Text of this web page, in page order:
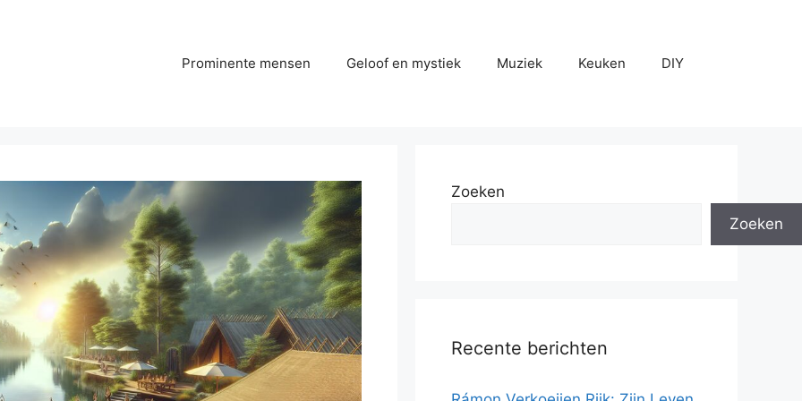
Prominente mensen Geloof en mystiek Muziek Keuken DIY
Zoeken
Zoeken
Recente berichten